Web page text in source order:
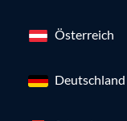
Österreich
Deutschland